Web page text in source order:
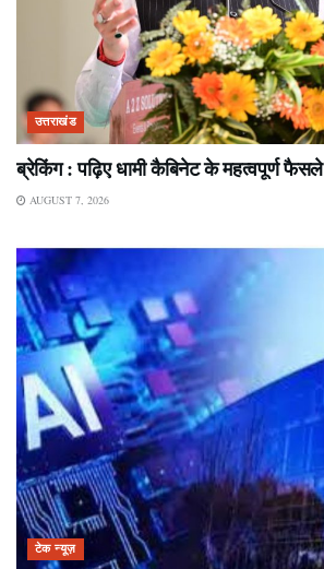
उत्तराखंड
ब्रेकिंग : पढ़िए धामी कैबिनेट के महत्वपूर्ण फैसले
AUGUST 7, 2026
टेक न्यूज़